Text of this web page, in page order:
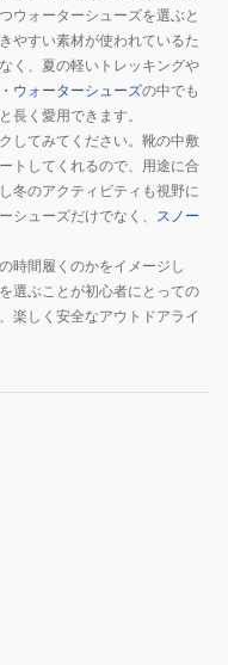
ウォーターシューズを選ぶと
やすい素材が使われているた
く、夏の軽いトレッキングや
ウォーターシューズの中でも
長く愛用できます。
してみてください。靴の中敷
トしてくれるので、用途に合
冬のアクティビティも視野に
シューズだけでなく、 スノー
時間履くのかをイメージし
選ぶことが初心者にとっての
楽しく安全なアウトドアライ